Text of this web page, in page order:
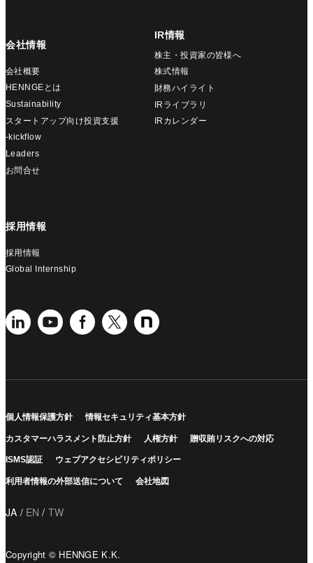
会社情報
会社概要
HENNGEとは
Sustainability
スタートアップ向け投資支援
-kickflow
Leaders
お問合せ
IR情報
株主・投資家の皆様へ
株式情報
財務ハイライト
IRライブラリ
IRカレンダー
採用情報
採用情報
Global Internship
個人情報保護方針 情報セキュリティ基本方針
カスタマーハラスメント防止方針 人権方針 贈収賄リスクへの対応
ISMS認証 ウェブアクセシビリティポリシー
利用者情報の外部送信について 会社地図
JA EN TW
Copyright © HENNGE K.K.